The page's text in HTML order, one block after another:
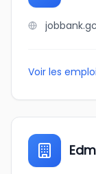
Voir les